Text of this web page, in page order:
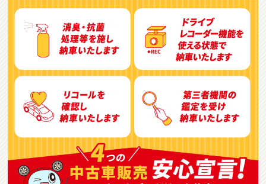
アルファード
位
トヨタ
ヴォクシー
ＳＵＶ・クロカン
1位